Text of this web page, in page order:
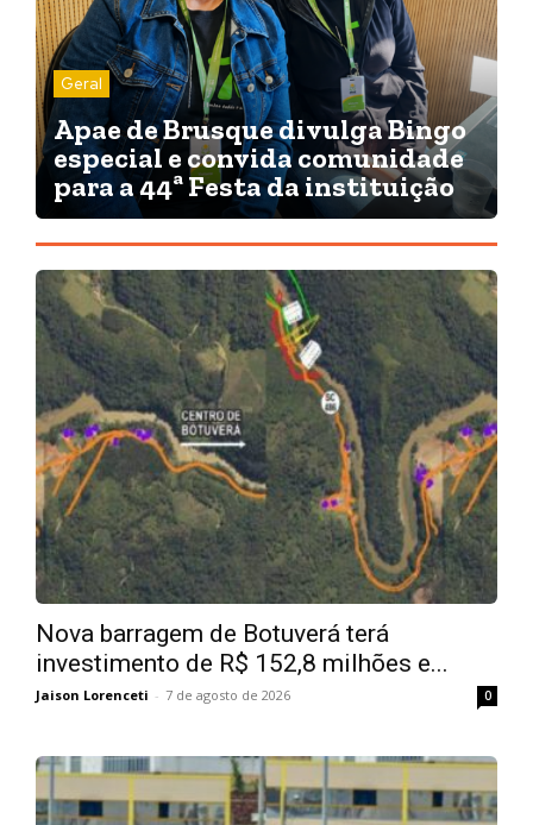
Geral
Apae de Brusque divulga Bingo
especial e convida comunidade
para a 44ª Festa da instituição
Nova barragem de Botuverá terá
investimento de R$ 152,8 milhões e...
Jaison Lorenceti - 7 de agosto de 2026 0